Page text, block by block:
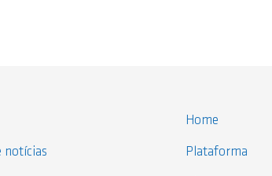
notícias
Home
Plataforma